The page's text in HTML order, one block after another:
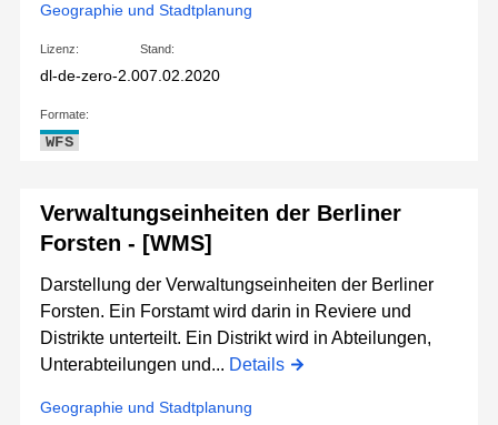
Geographie und Stadtplanung
Lizenz:
dl-de-zero-2.0
Stand:
07.02.2020
Formate:
WFS
Verwaltungseinheiten der Berliner
Forsten - [WMS]
Darstellung der Verwaltungseinheiten der Berliner
Forsten. Ein Forstamt wird darin in Reviere und
Distrikte unterteilt. Ein Distrikt wird in Abteilungen,
Unterabteilungen und... Details
Geographie und Stadtplanung